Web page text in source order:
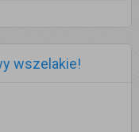
informacji
serwisu na samym
z tytułu przetwarzania
wszelakie!